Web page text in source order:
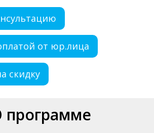
от юр.лица
скидку
программе